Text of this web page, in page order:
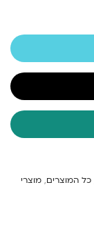
כל המוצרים, מוצרי